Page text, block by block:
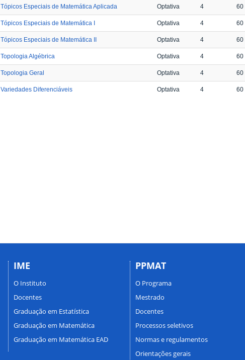
Tópicos Especiais de Matemática Aplicada Optativa 4 60
Tópicos Especiais de Matemática I Optativa 4 60
Tópicos Especiais de Matemática II Optativa 4 60
Topologia Algébrica Optativa 4 60
Topologia Geral Optativa 4 60
Variedades Diferenciáveis Optativa 4 60
IME
O Instituto
Docentes
Graduação em Estatística
Graduação em Matemática
Graduação em Matemática EAD
PPMAT
O Programa
Mestrado
Docentes
Processos seletivos
Normas e regulamentos
Orientações gerais